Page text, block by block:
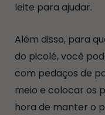
leite para ajudar.
Além disso, para
do picolé, você
com pedaços de
meio e colocar os
hora de manter o